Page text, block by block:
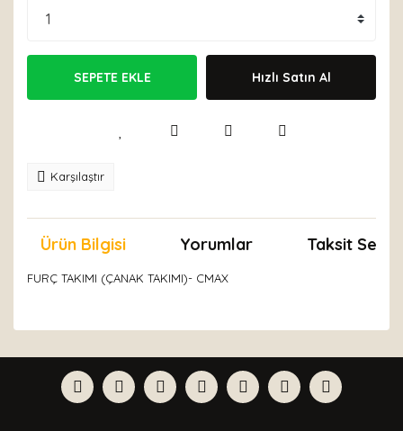
SEPETE EKLE Hızlı Satın Al
Karşılaştır
Ürün Bilgisi Yorumlar Taksit
FURÇ TAKIMI (ÇANAK TAKIMI)- CMAX
Yorum Yaz
formunu kullanarak tarafımıza iletebilirsiniz.
Görüş ve önerileriniz için teşekkür ederiz.